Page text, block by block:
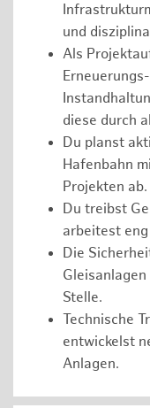
und
Als
diese durch
Du planst
Hafenbahn
Projekten ab.
Du treibst
arbeitest
Die
Stelle.
Technische
entwickelst
Anlagen.